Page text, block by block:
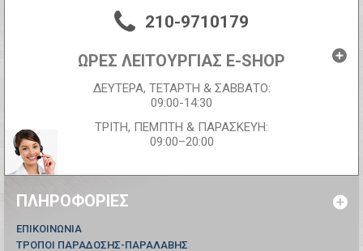
210-9710179
ΩΡΕΣ ΛΕΙΤΟΥΡΓΙΑΣ E-SHOP
ΔΕΥΤΕΡΑ, ΤΕΤΑΡΤΗ & ΣΑΒΒΑΤΟ:
09:00-14:30
ΤΡΙΤΗ, ΠΕΜΠΤΗ & ΠΑΡΑΣΚΕΥΗ:
09:00–20:00
ΠΛΗΡΟΦΟΡΊΕΣ
ΕΠΙΚΟΙΝΩΝΊΑ
ΤΡΟΠΟΙ ΠΑΡΑΔΟΣΗΣ-ΠΑΡΑΛΑΒΗΣ